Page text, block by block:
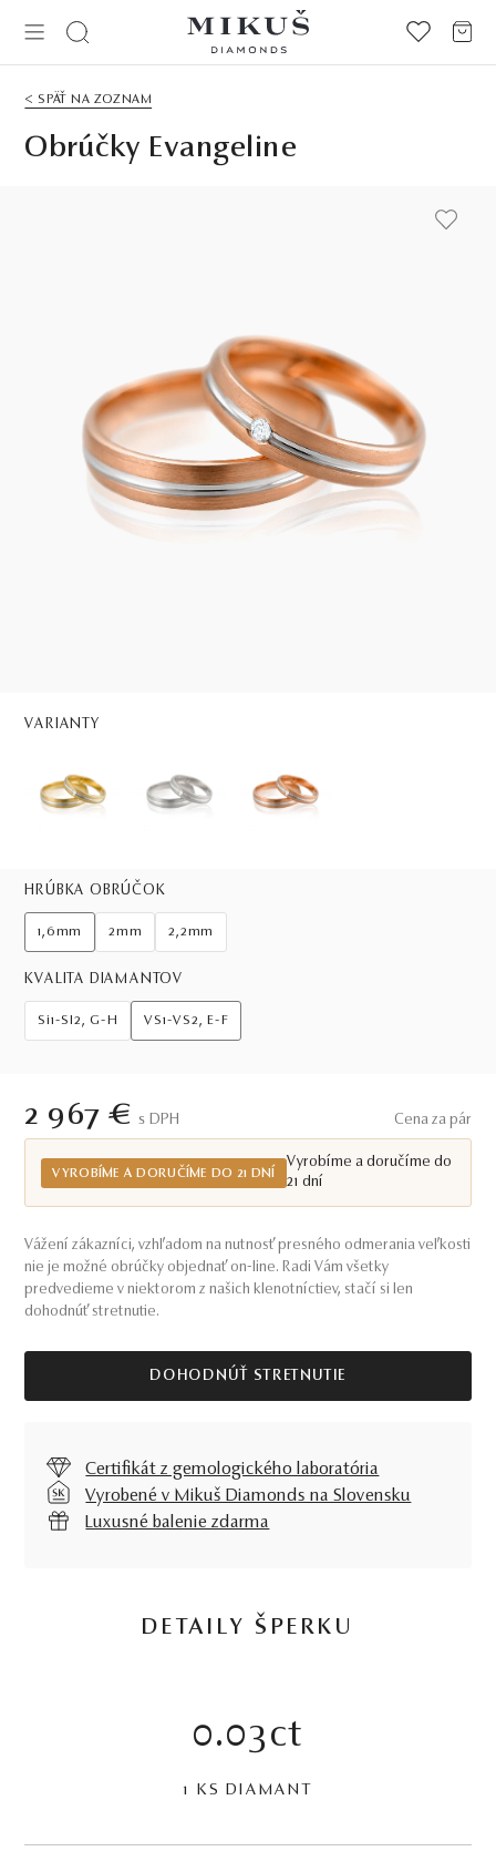
< SPÄŤ NA ZOZNAM
Obrúčky Evangeline
VARIANTY
HRÚBKA OBRÚČOK
1,6mm 2mm 2,2mm
KVALITA DIAMANTOV
Si1-SI2, G-H VS1-VS2, E-F
2 967 € S DPH Cena za pár
VYROBÍME A DORUČÍME DO 21 DNÍ
Vyrobíme a doručíme do
21 dní
Vážení zákazníci, vzhľadom na nutnosť presného odmerania veľkosti
nie je možné obrúčky objednať on-line. Radi Vám všetky
predvedieme v niektorom z našich klenotníctiev, stačí si len
dohodnúť stretnutie.
DOHODNÚŤ STRETNUTIE
Certifikát z gemologického laboratória
Vyrobené v Mikuš Diamonds na Slovensku
Luxusné balenie zdarma
DETAILY ŠPERKU
0.03ct
1 KS DIAMANT